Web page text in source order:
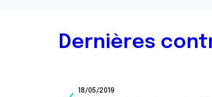
Dernières
18/05/2019